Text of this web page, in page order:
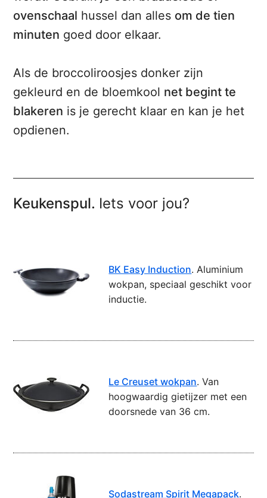
ovenschaal hussel dan alles om de tien
minuten goed door elkaar.
Als de broccoliroosjes donker zijn
gekleurd en de bloemkool net begint te
blakeren is je gerecht klaar en kan je het
opdienen.
Keukenspul. Iets voor jou?
BK Easy Induction. Aluminium
wokpan, speciaal geschikt voor
inductie.
Le Creuset wokpan. Van
hoogwaardig gietijzer met een
doorsnede van 36 cm.
Sodastream Spirit Megapack.